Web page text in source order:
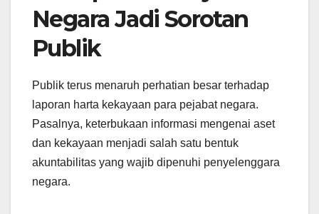
Negara Jadi Sorotan
Publik
Publik terus menaruh perhatian besar terhadap
laporan harta kekayaan para pejabat negara.
Pasalnya, keterbukaan informasi mengenai aset
dan kekayaan menjadi salah satu bentuk
akuntabilitas yang wajib dipenuhi penyelenggara
negara.